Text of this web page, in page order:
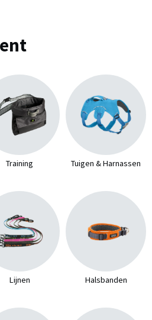
Training Tuigen & Harnassen
Lijnen Halsbanden